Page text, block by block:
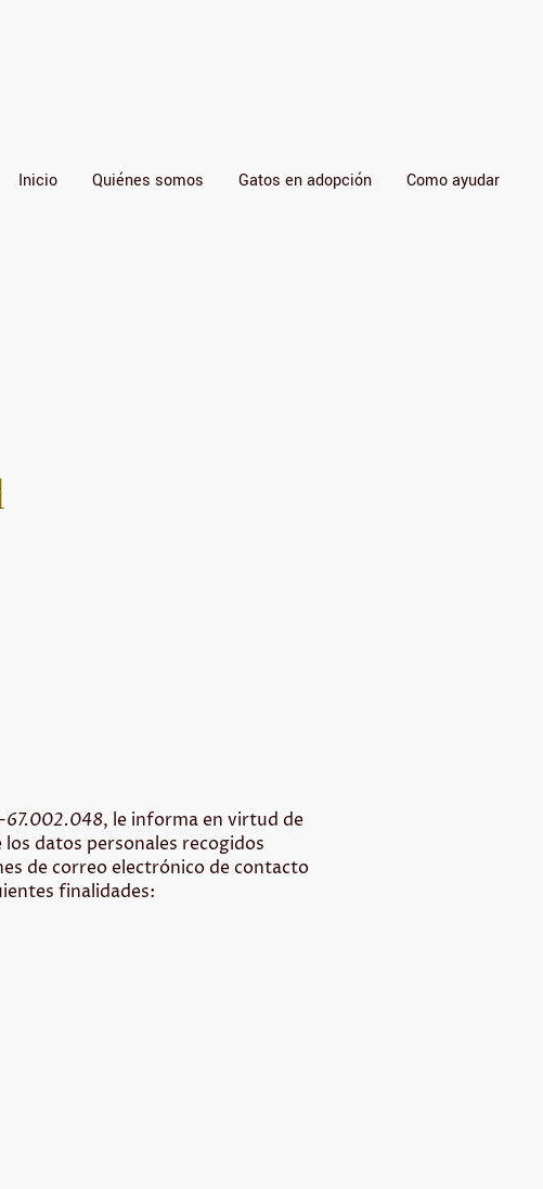
Inicio Quiénes somos Gatos en adopción Como ayudar
67.002.048, le informa en virtud de
datos personales recogidos
de correo electrónico de contacto
finalidades: